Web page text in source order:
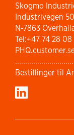
Skogmo
Industrivegen 50
N-7863
Tel:+47 74 28
Bestillinger til